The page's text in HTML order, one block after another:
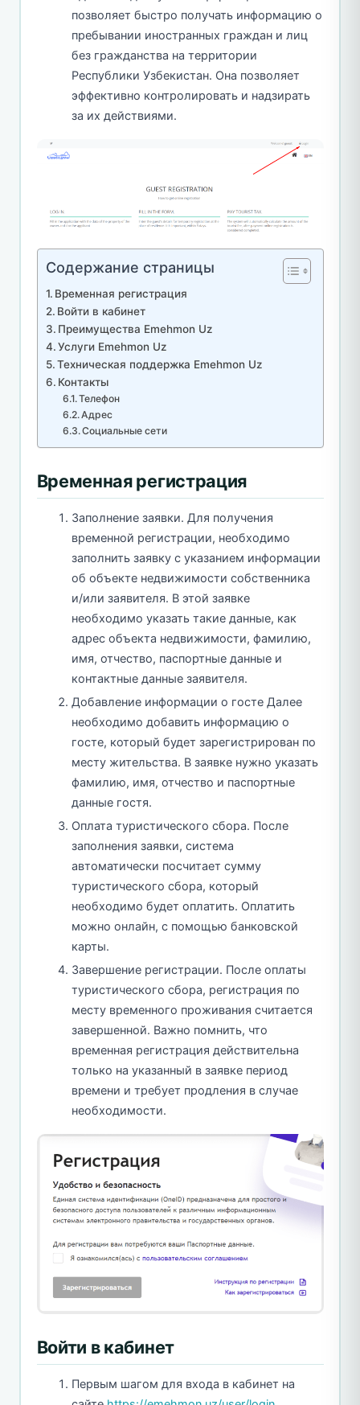
позволяет быстро получать информацию о
пребывании иностранных граждан и лиц
без гражданства на территории
Республики Узбекистан. Она позволяет
эффективно контролировать и надзирать
за их действиями.
Содержание страницы
Временная регистрация
Войти в кабинет
Преимущества Emehmon Uz
Услуги Emehmon Uz
Техническая поддержка Emehmon Uz
Контакты
Телефон
Адрес
Социальные сети
Временная регистрация
Заполнение заявки. Для получения
временной регистрации, необходимо
заполнить заявку с указанием информации
об объекте недвижимости собственника
и/или заявителя. В этой заявке
необходимо указать такие данные, как
адрес объекта недвижимости, фамилию,
имя, отчество, паспортные данные и
контактные данные заявителя.
Добавление информации о госте Далее
необходимо добавить информацию о
госте, который будет зарегистрирован по
месту жительства. В заявке нужно указать
фамилию, имя, отчество и паспортные
данные гостя.
Оплата туристического сбора. После
заполнения заявки, система
автоматически посчитает сумму
туристического сбора, который
необходимо будет оплатить. Оплатить
можно онлайн, с помощью банковской
карты.
Завершение регистрации. После оплаты
туристического сбора, регистрация по
месту временного проживания считается
завершенной. Важно помнить, что
временная регистрация действительна
только на указанный в заявке период
времени и требует продления в случае
необходимости.
Войти в кабинет
Первым шагом для входа в кабинет на